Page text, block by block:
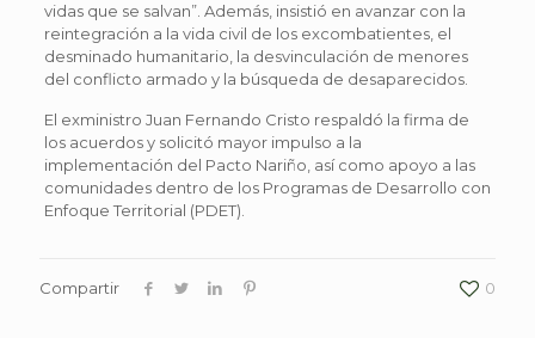
vidas que se salvan”. Además, insistió en avanzar con la
reintegración a la vida civil de los excombatientes, el
desminado humanitario, la desvinculación de menores
del conflicto armado y la búsqueda de desaparecidos.
El exministro Juan Fernando Cristo respaldó la firma de
los acuerdos y solicitó mayor impulso a la
implementación del Pacto Nariño, así como apoyo a las
comunidades dentro de los Programas de Desarrollo con
Enfoque Territorial (PDET).
Compartir 0